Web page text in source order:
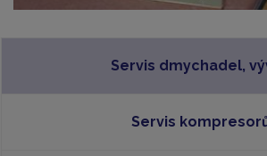
Servis dmychadel,
Servis